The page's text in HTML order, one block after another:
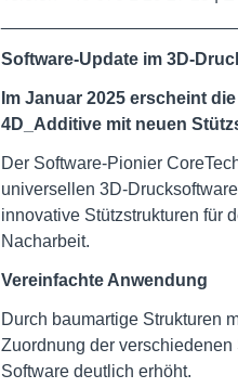
Software-Update im 3D-
Im Januar 2025 erscheint
4D_Additive mit neuen
Der Software-Pionier
universellen 3D-
innovative Stützstrukturen für
Nacharbeit.
Vereinfachte Anwendung
Durch baumartige Strukturen
Zuordnung der
Software deutlich erhöht.